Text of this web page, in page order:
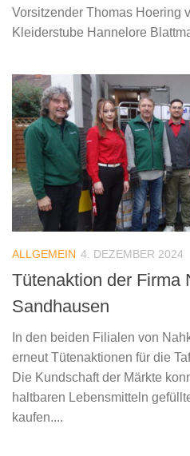
Vorsitzender Thomas Hoering
Kleiderstube Hannelore
ALLGEMEIN 4. DEZEMBER 2024
Tütenaktion der Firma
Sandhausen
In den beiden Filialen von
erneut Tütenaktionen für die
Die Kundschaft der Märkte
haltbaren Lebensmitteln
kaufen....